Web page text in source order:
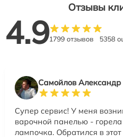
Отзывы
4.91799 отзывов 5358
Самойлов Александр
Супер сервис! У меня
варочной панелью -
лампочка. Обратился в